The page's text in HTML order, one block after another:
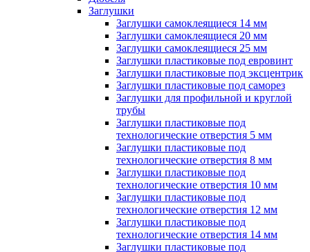
Заглушки
Заглушки самоклеящиеся 14 мм
Заглушки самоклеящиеся 20 мм
Заглушки самоклеящиеся 25 мм
Заглушки пластиковые под евровинт
Заглушки пластиковые под эксцентрик
Заглушки пластиковые под саморез
Заглушки для профильной и круглой
трубы
Заглушки пластиковые под
технологические отверстия 5 мм
Заглушки пластиковые под
технологические отверстия 8 мм
Заглушки пластиковые под
технологические отверстия 10 мм
Заглушки пластиковые под
технологические отверстия 12 мм
Заглушки пластиковые под
технологические отверстия 14 мм
Заглушки пластиковые под